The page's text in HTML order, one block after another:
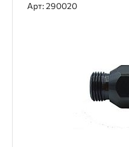
Арт: 290020